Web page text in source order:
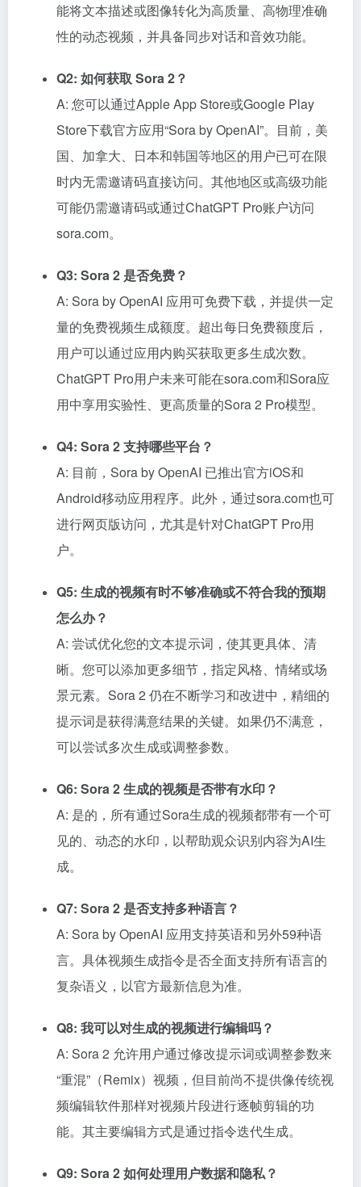
能将文本描述或图像转化为高质量、高物理准确
性的动态视频，并具备同步对话和音效功能。
Q2: 如何获取 Sora 2？
A: 您可以通过Apple App Store或Google Play
Store下载官方应用“Sora by OpenAI”。目前，美
国、加拿大、日本和韩国等地区的用户已可在限
时内无需邀请码直接访问。其他地区或高级功能
可能仍需邀请码或通过ChatGPT Pro账户访问
sora.com。
Q3: Sora 2 是否免费？
A: Sora by OpenAI 应用可免费下载，并提供一定
量的免费视频生成额度。超出每日免费额度后，
用户可以通过应用内购买获取更多生成次数。
ChatGPT Pro用户未来可能在sora.com和Sora应
用中享用实验性、更高质量的Sora 2 Pro模型。
Q4: Sora 2 支持哪些平台？
A: 目前，Sora by OpenAI 已推出官方iOS和
Android移动应用程序。此外，通过sora.com也可
进行网页版访问，尤其是针对ChatGPT Pro用
户。
Q5: 生成的视频有时不够准确或不符合我的预期
怎么办？
A: 尝试优化您的文本提示词，使其更具体、清
晰。您可以添加更多细节，指定风格、情绪或场
景元素。Sora 2 仍在不断学习和改进中，精细的
提示词是获得满意结果的关键。如果仍不满意，
可以尝试多次生成或调整参数。
Q6: Sora 2 生成的视频是否带有水印？
A: 是的，所有通过Sora生成的视频都带有一个可
见的、动态的水印，以帮助观众识别内容为AI生
成。
Q7: Sora 2 是否支持多种语言？
A: Sora by OpenAI 应用支持英语和另外59种语
言。具体视频生成指令是否全面支持所有语言的
复杂语义，以官方最新信息为准。
Q8: 我可以对生成的视频进行编辑吗？
A: Sora 2 允许用户通过修改提示词或调整参数来
“重混”（Remix）视频，但目前尚不提供像传统视
频编辑软件那样对视频片段进行逐帧剪辑的功
能。其主要编辑方式是通过指令迭代生成。
Q9: Sora 2 如何处理用户数据和隐私？